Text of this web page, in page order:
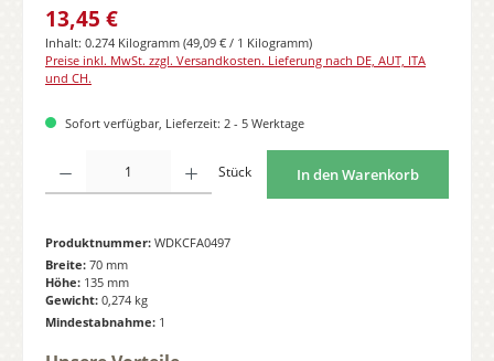
Regulärer Preis:
13,45 €
Inhalt: 0.274 Kilogramm (49,09 € / 1 Kilogramm)
Preise inkl. MwSt. zzgl. Versandkosten. Lieferung nach DE, AUT, ITA
und CH.
Sofort verfügbar, Lieferzeit: 2 - 5 Werktage
Stück In den Warenkorb
Produktnummer: WDKCFA0497
Breite: 70 mm
Höhe: 135 mm
Gewicht: 0,274 kg
Mindestabnahme: 1